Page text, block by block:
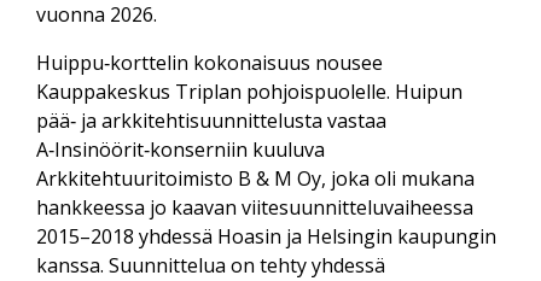
vuonna 2026.
Huippu‑korttelin kokonaisuus nousee
Kauppakeskus Triplan pohjois­puolelle. Huipun
pää‑ ja arkkitehti­suunnittelusta vastaa
A‑Insinöörit‑konserniin kuuluva
Arkkitehtuuritoimisto B & M Oy, joka oli mukana
hankkeessa jo kaavan viite­suunnittelu­vaiheessa
2015–2018 yhdessä Hoasin ja Helsingin kaupungin
kanssa. Suunnittelua on tehty yhdessä